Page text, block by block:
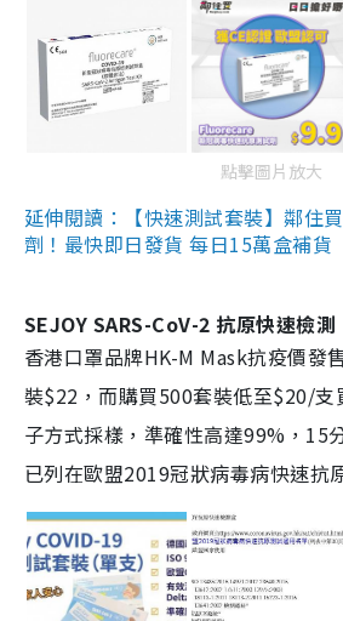
點擊圖片放大
延伸閱讀：【快速測試套裝】鄰住
劑！最快即日發貨 每日15萬盒補貨
SEJOY SARS-CoV-2 抗原快速檢測
香港口罩品牌HK-M Mask抗疫價發
裝$22，而購買500套裝低至$20/支
子方式採樣，準確性高達99%，15
已列在歐盟2019冠狀病毒病快速抗